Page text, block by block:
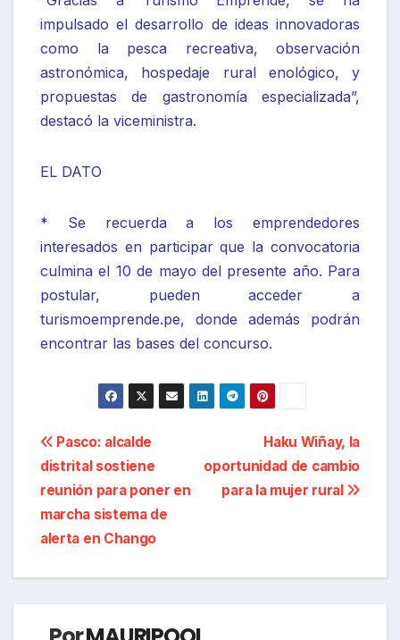
impulsado el desarrollo de ideas innovadoras
como la pesca recreativa, observación
astronómica, hospedaje rural enológico, y
propuestas de gastronomía especializada”,
destacó la viceministra.
EL DATO
* Se recuerda a los emprendedores
interesados en participar que la convocatoria
culmina el 10 de mayo del presente año. Para
postular, pueden acceder a
turismoemprende.pe, donde además podrán
encontrar las bases del concurso.
Navegación
de
entradas
Haku Wiñay, la
oportunidad de cambio
para la mujer rural
Pasco: alcalde
distrital sostiene
reunión para poner en
marcha sistema de
alerta en Chango